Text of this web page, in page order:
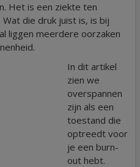
Het is een ziekte ten
die druk juist is, is bij
liggen meerdere oorzaken
In dit artikel
zien we
overspannen
zijn als een
toestand die
optreedt voor
je een burn-
out hebt.